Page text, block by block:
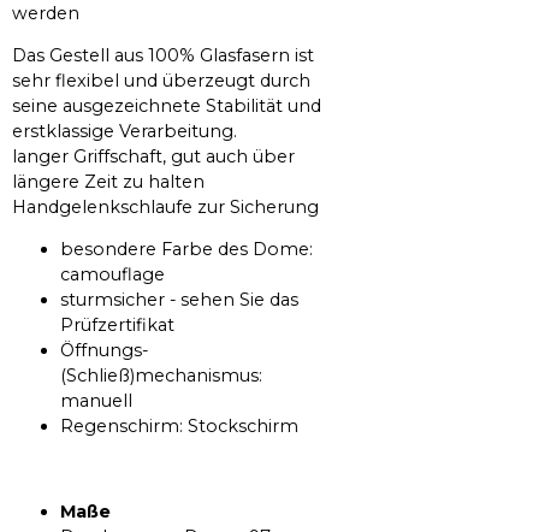
werden
Das Gestell aus 100% Glasfasern ist
sehr flexibel und überzeugt durch
seine ausgezeichnete Stabilität und
erstklassige Verarbeitung.
langer Griffschaft, gut auch über
längere Zeit zu halten
Handgelenkschlaufe zur Sicherung
besondere Farbe des Dome:
camouflage
sturmsicher - sehen Sie das
Prüfzertifikat
Öffnungs-
(Schließ)mechanismus:
manuell
Regenschirm: Stockschirm
Maße